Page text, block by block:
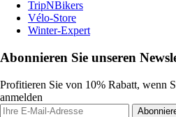
TripNBikers
Vélo-Store
Winter-Expert
Abonnieren Sie unseren
Profitieren Sie von 10% Rabatt, wenn
anmelden